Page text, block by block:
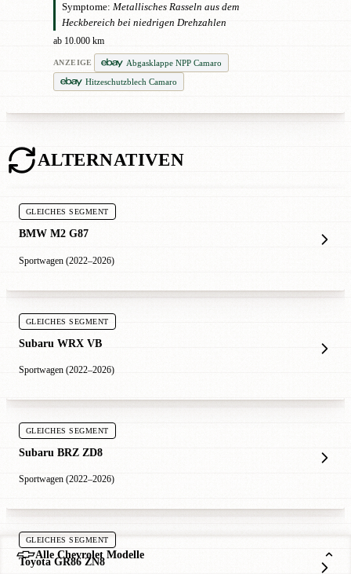
Symptome: Metallisches Rasseln aus dem
Heckbereich bei niedrigen Drehzahlen
ab 10.000 km
ANZEIGE
Abgasklappe NPP Camaro
Hitzeschutzblech Camaro
ALTERNATIVEN
GLEICHES SEGMENT
BMW M2 G87
Sportwagen (2022–2026)
GLEICHES SEGMENT
Subaru WRX VB
Sportwagen (2022–2026)
GLEICHES SEGMENT
Subaru BRZ ZD8
Sportwagen (2022–2026)
GLEICHES SEGMENT
Toyota GR86 ZN8
Alle Chevrolet Modelle